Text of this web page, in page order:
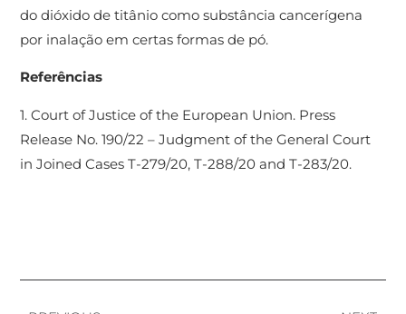
do dióxido de titânio como substância cancerígena
por inalação em certas formas de pó.
Referências
1. Court of Justice of the European Union. Press
Release No. 190/22 – Judgment of the General Court
in Joined Cases T-279/20, T-288/20 and T-283/20.